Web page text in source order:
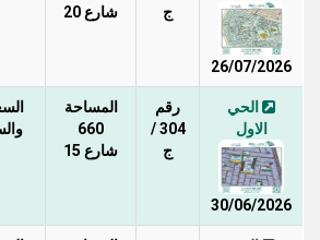
26/07/2026
ج
شارع 20
الحي
الاول
30/06/2026
رقم
304 /
ج
المساحة
660
شارع 15